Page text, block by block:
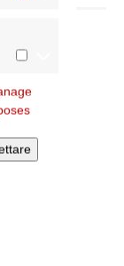
di Roma